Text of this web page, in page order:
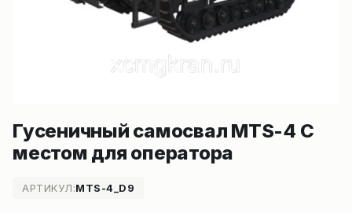
Гусеничный самосвал MTS-4 С
местом для оператора
АРТИКУЛ:MTS-4_D9